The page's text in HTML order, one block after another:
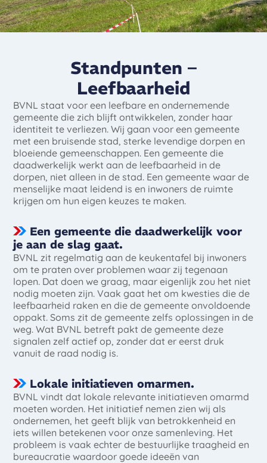
Standpunten –
Leefbaarheid
BVNL staat voor een leefbare en ondernemende
gemeente die zich blijft ontwikkelen, zonder haar
identiteit te verliezen. Wij gaan voor een gemeente
met een bruisende stad, sterke levendige dorpen en
bloeiende gemeenschappen. Een gemeente die
daadwerkelijk werkt aan de leefbaarheid in de
dorpen, niet alleen in de stad. Een gemeente waar de
menselijke maat leidend is en inwoners de ruimte
krijgen om hun eigen keuzes te maken.
Een gemeente die daadwerkelijk voor
je aan de slag gaat.
BVNL zit regelmatig aan de keukentafel bij inwoners
om te praten over problemen waar zij tegenaan
lopen. Dat doen we graag, maar eigenlijk zou het niet
nodig moeten zijn. Vaak gaat het om kwesties die de
leefbaarheid raken en die de gemeente onvoldoende
oppakt. Soms zit de gemeente zelfs oplossingen in de
weg. Wat BVNL betreft pakt de gemeente deze
signalen zelf actief op, zonder dat er eerst druk
vanuit de raad nodig is.
Lokale initiatieven omarmen.
BVNL vindt dat lokale relevante initiatieven omarmd
moeten worden. Het initiatief nemen zien wij als
ondernemen, het geeft blijk van betrokkenheid en
iets willen betekenen voor onze samenleving. Het
probleem is vaak echter de bestuurlijke traagheid en
bureaucratie waardoor goede ideeën van